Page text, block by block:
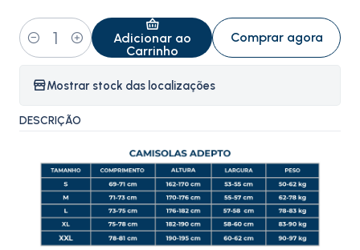
Quantidade
Adicionar ao
Carrinho
Comprar agora
Mostrar stock das localizações
DESCRIÇÃO